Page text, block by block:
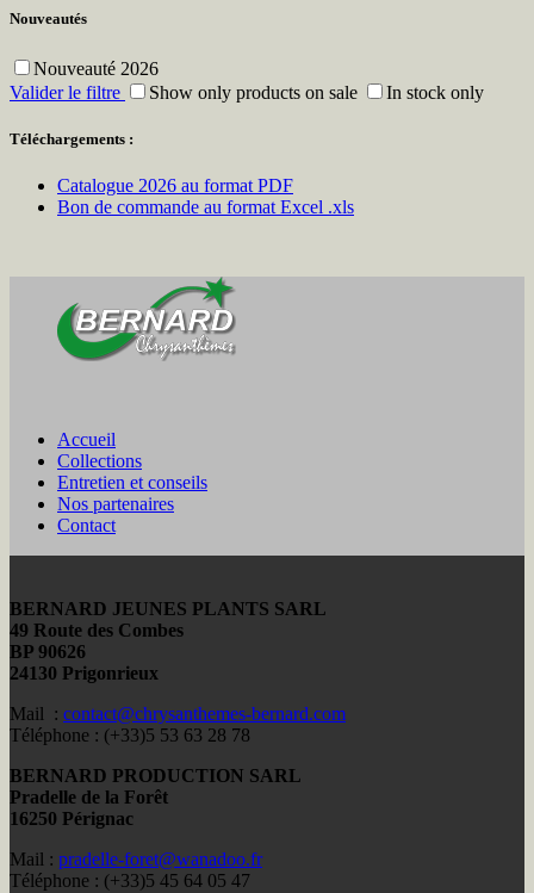
Nouveautés
Nouveauté 2026
Valider le filtre
Show only products on sale In stock only
Téléchargements :
Catalogue 2026 au format PDF
Bon de commande au format Excel .xls
Accueil
Collections
Entretien et conseils
Nos partenaires
Contact
BERNARD JEUNES PLANTS SARL
49 Route des Combes
BP 90626
24130 Prigonrieux
Mail : contact@chrysanthemes-bernard.com
Téléphone : (+33)5 53 63 28 78
BERNARD PRODUCTION SARL
Pradelle de la Forêt
16250 Pérignac
Mail : pradelle-foret@wanadoo.fr
Téléphone : (+33)5 45 64 05 47